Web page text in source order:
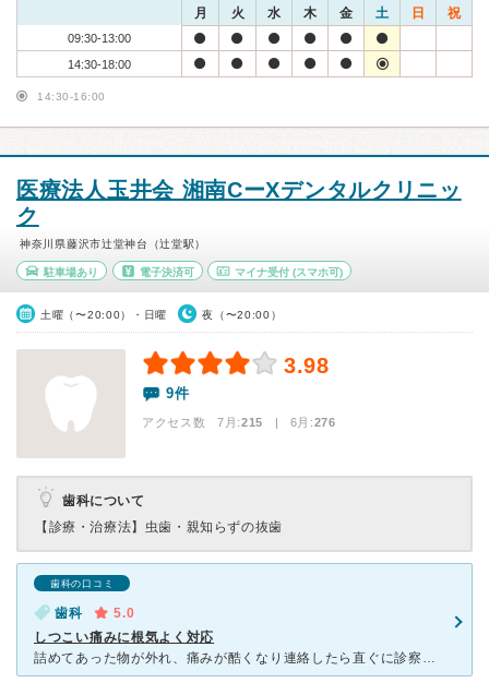
月 火 水 木 金 土 日 祝
09:30-13:00
14:30-18:00
14:30-16:00
医療法人玉井会 湘南CーXデンタルクリニッ
ク
神奈川県藤沢市辻堂神台（辻堂駅）
駐車場あり 電子決済可 マイナ受付 (スマホ可)
土曜（〜20:00）・日曜 夜（〜20:00）
3.98
9件
アクセス数 7月:215 | 6月:276
歯科について
【診療・治療法】 虫歯・親知らずの抜歯
歯科の口コミ
歯科
5.0
しつこい痛みに根気よく対応
詰めてあった物が外れ、痛みが酷くなり連絡したら直ぐに診察の予約をしていただき来院しました。 始めのうちは徐々に痛みも減り順調な回復し、詰め物をしようかという時に痛みが酷くなりました。 それからは痛